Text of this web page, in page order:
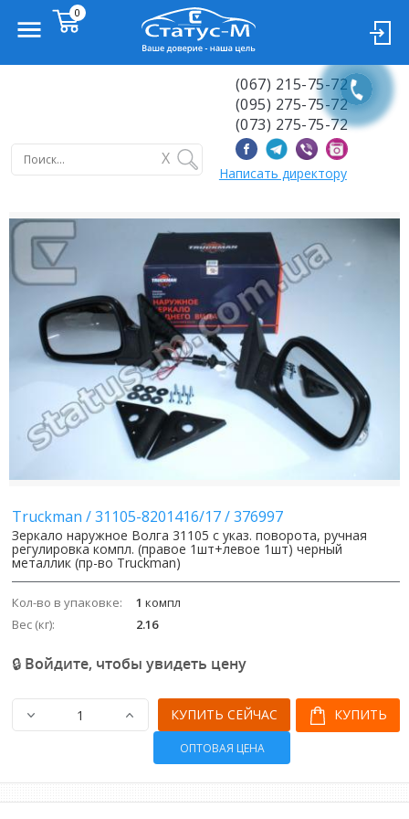
X
(067) 215-75-72
(095) 275-75-72
(073) 275-75-72
Написать директору
Previous
Image
Next
Image
Truckman /31105-8201416/17/376997
Зеркало наружное Волга 31105 с указ. поворота, ручная
регулировка компл. (правое 1шт+левое 1шт) черный
металлик (пр-во Truckman)
Кол-во в упаковке: 1 компл
Вес (кг):
2.16
🔒 Войдите, чтобы увидеть цену
КУПИТЬ
КУПИТЬ СЕЙЧАС
ОПТОВАЯ ЦЕНА